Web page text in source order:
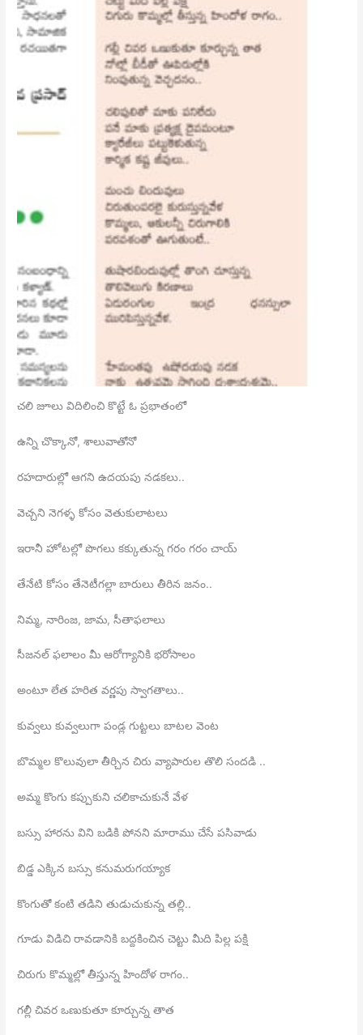
చలిజూలు విదిలించి కొట్టే ఓ ప్రభాతంలో
ఉన్ని చొక్కానో, శాలువాతోనో
రహదారుల్లో ఆగని ఉదయపు నడకలు..
వెచ్చని నెగళ్ళ కోసం వెతుకులాటలు
ఇరానీ హోటల్లో పొగలు కక్కుతున్న గరం గరం చాయ్
తేనేటి కోసం తేనెటీగల్లా బారులు తీరిన జనం..
నిమ్మ, నారింజ, జామ, సీతాఫలాలు
సీజనల్ ఫలాలం మీ ఆరోగ్యానికి భరోసాలం
అంటూ లేత హరిత వర్ణపు స్వాగతాలు..
కువ్వలు కువ్వలుగా పండ్ల గుట్టలు బాటల వెంట
బొమ్మల కొలువులా తీర్చిన చిరు వ్యాపారుల తొలి సందడి ..
అమ్మ కొంగు కప్పుకుని చలికాచుకునే వేళ
బస్సు హారను విని బడికి పోనని మారాము చేసే పసివాడు
బిడ్డ ఎక్కిన బస్సు కనుమరుగయ్యాక
కొంగుతో కంటి తడిని తుడుచుకున్న తల్లి..
గూడు విడిచి రావడానికి బద్దకించిన చెట్టు మీది పిల్ల పక్షి
చిరుగు కొమ్మల్లో తీస్తున్న హిందోళ రాగం..
గల్లీ చివర ఒణుకుతూ కూర్చున్న తాత